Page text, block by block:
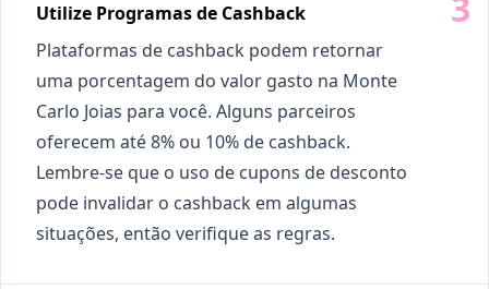
Utilize Programas de Cashback
Plataformas de cashback podem retornar
uma porcentagem do valor gasto na Monte
Carlo Joias para você. Alguns parceiros
oferecem até 8% ou 10% de cashback.
Lembre-se que o uso de cupons de desconto
pode invalidar o cashback em algumas
situações, então verifique as regras.